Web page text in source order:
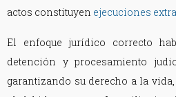
actos constituyen ejecuciones
El enfoque jurídico correcto
detención y procesamiento
garantizando su derecho a la